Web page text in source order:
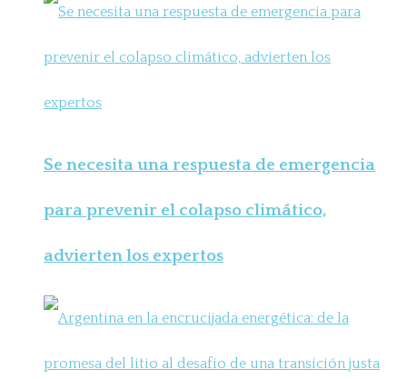
Se necesita una respuesta de emergencia
para prevenir el colapso climático,
advierten los expertos